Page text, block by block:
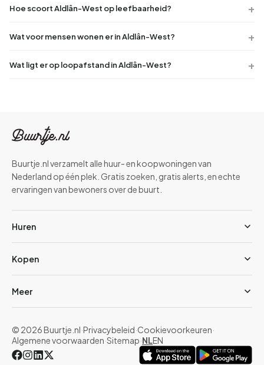
Hoe scoort Aldlân-West op leefbaarheid?
Wat voor mensen wonen er in Aldlân-West?
Wat ligt er op loopafstand in Aldlân-West?
Buurtje.nl verzamelt alle huur- en koopwoningen van
Nederland op één plek. Gratis zoeken, gratis alerts, en echte
ervaringen van bewoners over de buurt.
Huren
Kopen
Meer
© 2026 Buurtje.nl·Privacybeleid·Cookievoorkeuren·
Algemene voorwaarden·Sitemap·NLEN